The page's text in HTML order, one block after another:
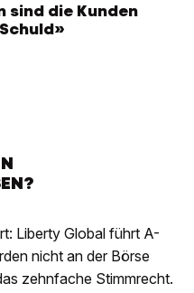
sind die Kunden
Liberty Global führt A-
nicht an der Börse
zehnfache Stimmrecht.